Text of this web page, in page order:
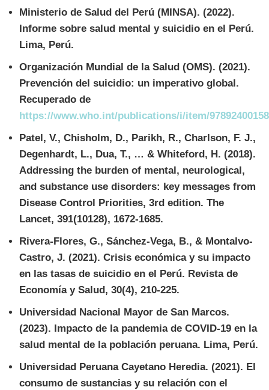
Ministerio de Salud del Perú (MINSA). (2022).
Informe sobre salud mental y suicidio en el Perú.
Lima, Perú.
Organización Mundial de la Salud (OMS). (2021).
Prevención del suicidio: un imperativo global.
Recuperado de
https://www.who.int/publications/i/item/
Patel, V., Chisholm, D., Parikh, R., Charlson, F. J.,
Degenhardt, L., Dua, T., … & Whiteford, H. (2018).
Addressing the burden of mental, neurological,
and substance use disorders: key messages from
Disease Control Priorities, 3rd edition. The
Lancet, 391(10128), 1672-1685.
Rivera-Flores, G., Sánchez-Vega, B., & Montalvo-
Castro, J. (2021). Crisis económica y su impacto
en las tasas de suicidio en el Perú. Revista de
Economía y Salud, 30(4), 210-225.
Universidad Nacional Mayor de San Marcos.
(2023). Impacto de la pandemia de COVID-19 en la
salud mental de la población peruana. Lima, Perú.
Universidad Peruana Cayetano Heredia. (2021). El
consumo de sustancias y su relación con el